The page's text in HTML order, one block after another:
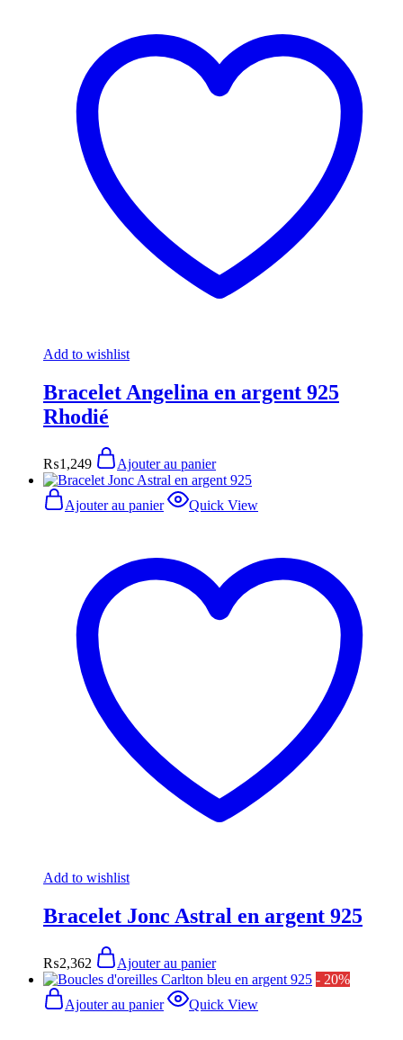
Add to wishlist
Bracelet Angelina en argent 925
Rhodié
₨1,249 Ajouter au panier
Ajouter au panier Quick View
Add to wishlist
Bracelet Jonc Astral en argent 925
₨2,362
Ajouter au panier
- 20%
Ajouter au panier
Quick View